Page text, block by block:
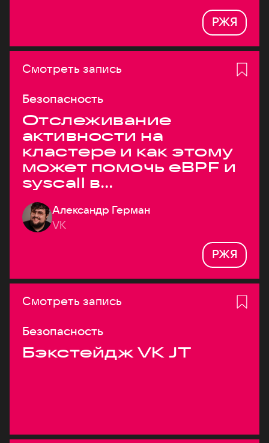
РЖЯ
Смотреть запись
Безопасность
Отслеживание
активности на
кластере и как этому
может помочь eBPF и
syscall в
высоконагруженных
системах
Александр Герман
VK
РЖЯ
Смотреть запись
Безопасность
Бэкстейдж VK JT